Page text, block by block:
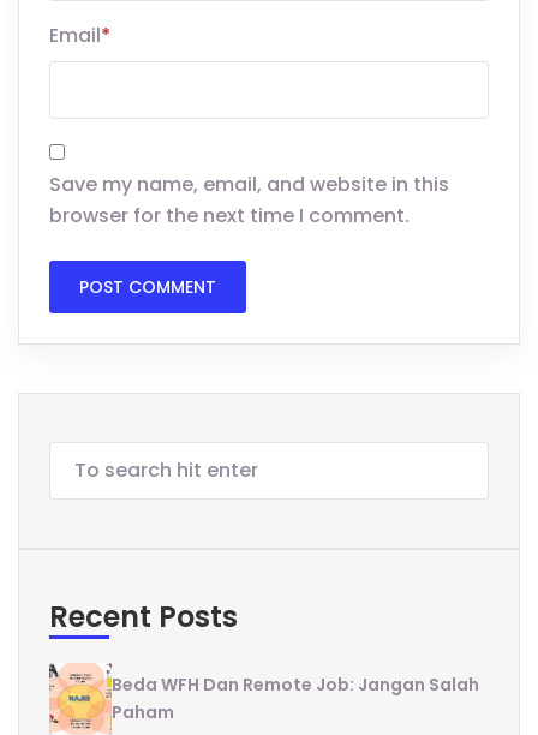
Email*
Save my name, email, and website in this
browser for the next time I comment.
Recent Posts
Beda WFH Dan Remote Job: Jangan Salah
Paham